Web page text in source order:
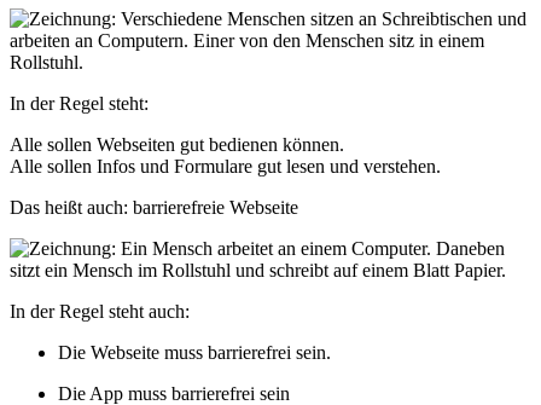
In der Regel steht:
Alle sollen Webseiten gut bedienen können.
Alle sollen Infos und Formulare gut lesen und verstehen.
Das heißt auch: barrierefreie Webseite
In der Regel steht auch:
Die Webseite muss barrierefrei sein.
Die App muss barrierefrei sein